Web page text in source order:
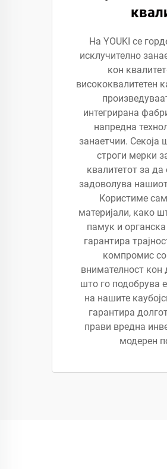
На YOUKI се
исклучително
кон
висококвалитетен
интегрирана
напредна
занаетчии. Секоја
строги мерки
квалитетот за да
задоволува
Користиме
материјали, како
памук и
гарантира
компромис
внимателност кон
што го подобрува
на нашите
гарантира
прави вредна
модерен